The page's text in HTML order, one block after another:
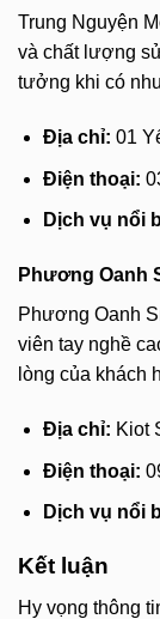
Trung Nguyện
và chất lượng
tưởng khi có
Địa chỉ: 01
Điện thoại:
Dịch vụ nổi
Phương Oanh
Phương Oanh
viên tay nghề
lòng của khách
Địa chỉ: Kiot
Điện thoại:
Dịch vụ nổi
Kết luận
Hy vọng thông